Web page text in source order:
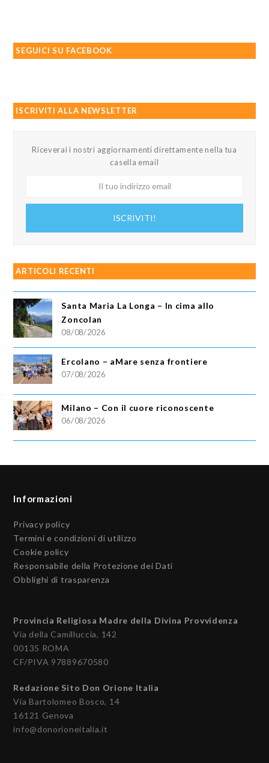
SEGUICI SU FACEBOOK
ISCRIVITI ALLA NEWSLETTER
Riceverai i nostri aggiornamenti direttamente nella tua
casella email
ISCRIVITI!
ARTICOLI RECENTI
Santa Maria La Longa – In cima allo
Zoncolan
08/08/2026
Ercolano – aMare senza frontiere
07/08/2026
Milano – Con il cuore riconoscente
06/08/2026
Informazioni
Privacy policy
Termini e condizioni di utilizzo
Cookie policy
Responsabile della Protezione dei Dati
Obblighi di trasparenza
Provincia Religiosa Madre della Divina Provvidenza
Via della Camilluccia, 142
00135 ROMA
CF/PIVA 97889670580
Redazione Sito Don Orione Italia
Via Bartolomeo Bosco, 14
16121 Genova
info@donorioneitalia.it